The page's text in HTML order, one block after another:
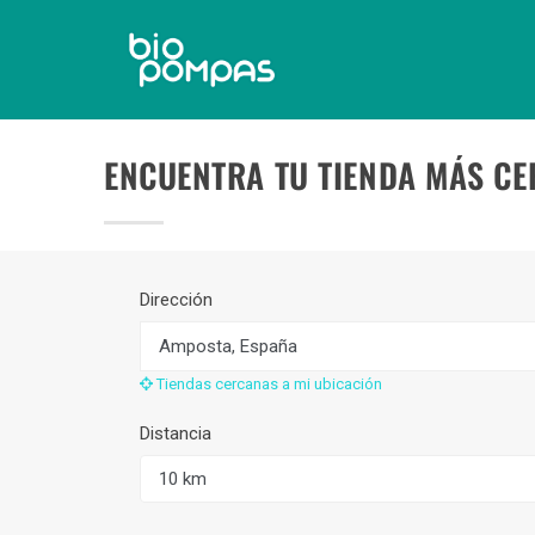
ENCUENTRA TU TIENDA MÁS
Dirección
Tiendas cercanas a mi ubicación
Distancia